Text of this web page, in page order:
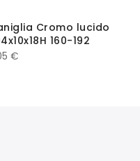
Cromo lucido
160-192
€